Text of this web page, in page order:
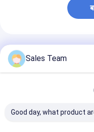
अनुशंसित उत्पाद
Sales Team
Good day, what product